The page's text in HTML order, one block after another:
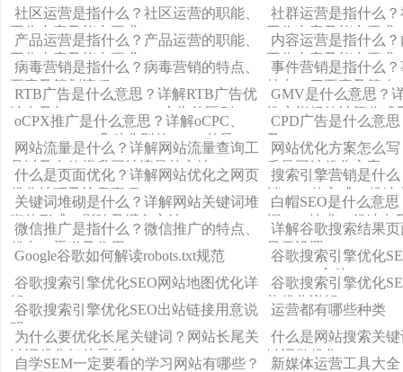
工作内容及能力要求
工作内容及能力要求
社区运营是指什么？社区运营的职能、
工作内容及能力要求
社群运营是指什么
工作内容及能力要求
产品运营是指什么？产品运营的职能、
工作内容及能力要求
内容运营是指什么
工作内容及能力要求
病毒营销是指什么？病毒营销的特点、
要素及策划流程
事件营销是指什么
特点、四要素及策略
RTB广告是什么意思？详解RTB广告优
缺点及与PDB、PB、PD广告的区别
GMV是什么意思？
推广指标的计算公式
oCPX推广是什么意思？详解oCPC、
oCPM、oCPA几种典型的oCPX差异
CPD广告是什么意
及CPM、CPC、CPA
网站流量是什么？详解网站流量查询工
具以及有效提升网站流量的方法
网站优化方案怎么
质量网站优化方案
什么是页面优化？详解网站优化之网页
优化技巧及注意事项
搜索引擎营销是什
销SEM的方式、优缺
关键词堆砌是什么？详解网站关键词堆
砌的形式、影响及避免方法
白帽SEO是什么意
帽SEO技术、优缺点
微信推广是指什么？微信推广的特点、
优点、渠道及作用
详解谷歌搜索结果
显示设置
Google谷歌如何解读robots.txt规范
谷歌搜索引擎优化
robots.txt文件
谷歌搜索引擎优化SEO网站地图优化详
解
谷歌搜索引擎优化
构优化详解
谷歌搜索引擎优化SEO出站链接用意说
明
运营都有哪些种类
为什么要优化长尾关键词？网站长尾关
键词优化好处是什么？
什么是网站搜索关
键词做优化？
自学SEM一定要看的学习网站有哪些？
新媒体运营工具大全